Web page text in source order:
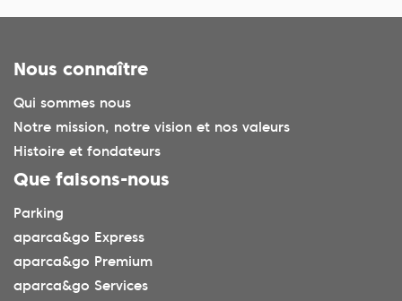
Nous connaître
Qui sommes nous
Notre mission, notre vision et nos valeurs
Histoire et fondateurs
Que faisons-nous
Parking
aparca&go Express
aparca&go Premium
aparca&go Services